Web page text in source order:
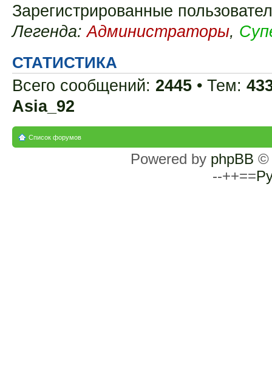
Зарегистрированные
Легенда:Администраторы,
СТАТИСТИКА
Всего сообщений: 2445 • Тем:
Asia_92
Список форумов
Powered by phpBB ©
--++==